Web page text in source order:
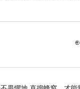
混酒喝!
奇怪以前我怎麼
我在喝了剩約
後酒我要少加一
良 一個年輕